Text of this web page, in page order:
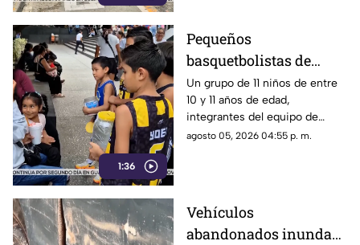
Miguel Alemán.
1:36
Pequeños
basquetbolistas de
Chilpancingo buscan
apoyo para competir en
torneo nacional en
Veracruz
Un grupo de 11 niños de entre
10 y 11 años de edad,
integrantes del equipo de
básquetbol Panteras de
a cabo en Orizaba, Veracruz,
del 19 al 23 de agosto.
agosto 05, 2026 04:55 p. m.
Vehículos
abandonados inundan